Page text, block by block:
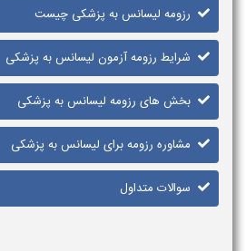
رزومه لیسانس به پزشکی چیست
شرایط رزومه آزمون لیسانس به پزشکی
بخش های رزومه لیسانس به پزشکی
مشاوره رزومه برای لیسانس به پزشکی
سوالات متداول